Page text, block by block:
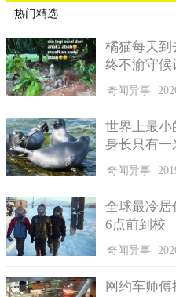
热门精选
橘猫每天到
终不渝守候
奇闻异事
世界上最小
身长只有一
奇闻异事
全球最冷
6点前到校
奇闻异事
网约车师